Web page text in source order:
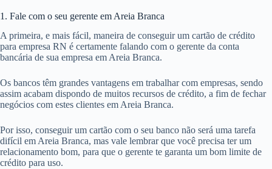
1. Fale com o seu gerente em Areia Branca
A primeira, e mais fácil, maneira de conseguir um cartão de crédito
para empresa RN é certamente falando com o gerente da conta
bancária de sua empresa em Areia Branca.
Os bancos têm grandes vantagens em trabalhar com empresas, sendo
assim acabam dispondo de muitos recursos de crédito, a fim de fechar
negócios com estes clientes em Areia Branca.
Por isso, conseguir um cartão com o seu banco não será uma tarefa
difícil em Areia Branca, mas vale lembrar que você precisa ter um
relacionamento bom, para que o gerente te garanta um bom limite de
crédito para uso.